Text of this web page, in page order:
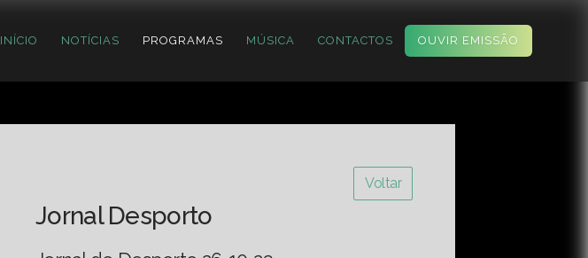
INÍCIO NOTÍCIAS PROGRAMAS MÚSICA CONTACTOS OUVIR EMISSÃO
Voltar
Jornal Desporto